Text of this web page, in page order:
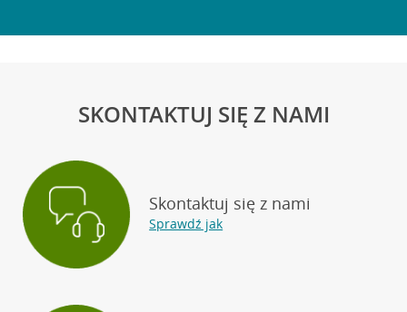
SKONTAKTUJ SIĘ Z NAMI
Skontaktuj się z nami
Sprawdź jak